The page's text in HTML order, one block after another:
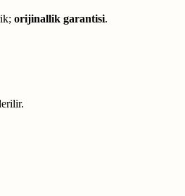
orijinallik garantisi.